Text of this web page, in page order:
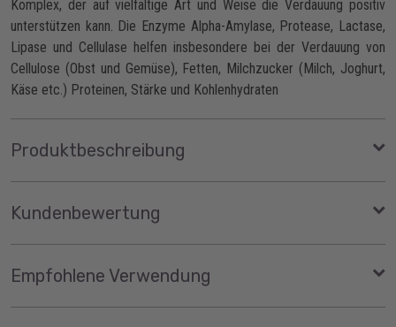
Komplex, der auf vielfältige Art und Weise die Verdauung positiv
unterstützen kann. Die Enzyme Alpha-Amylase, Protease, Lactase,
Lipase und Cellulase helfen insbesondere bei der Verdauung von
Cellulose (Obst und Gemüse), Fetten, Milchzucker (Milch, Joghurt,
Käse etc.) Proteinen, Stärke und Kohlenhydraten
Produktbeschreibung
Kundenbewertung
Empfohlene Verwendung